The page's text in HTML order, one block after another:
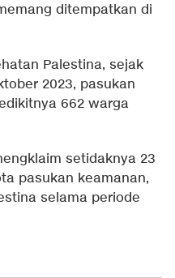
ditempatkan di
Palestina, sejak
2023, pasukan
662 warga
setidaknya 23
pasukan keamanan,
selama periode